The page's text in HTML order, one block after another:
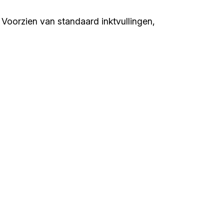
van standaard inktvullingen,